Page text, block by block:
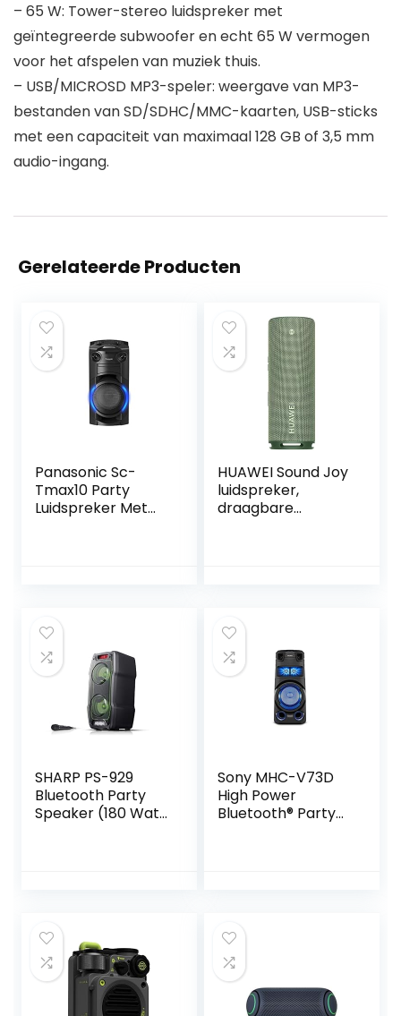
– 65 W: Tower-stereo luidspreker met
geïntegreerde subwoofer en echt 65 W vermogen
voor het afspelen van muziek thuis.
– USB/MICROSD MP3-speler: weergave van MP3-
bestanden van SD/SDHC/MMC-kaarten, USB-sticks
met een capaciteit van maximaal 128 GB of 3,5 mm
audio-ingang.
Gerelateerde Producten
Panasonic Sc-
Tmax10 Party
Luidspreker Met
HUAWEI Sound Joy
luidspreker,
draagbare
luidsprekers, 26
uur afspelen,
Sparren Groen
SHARP PS-929
Bluetooth Party
Speaker (180 Watt,
Sony MHC-V73D
High Power
Bluetooth® Party